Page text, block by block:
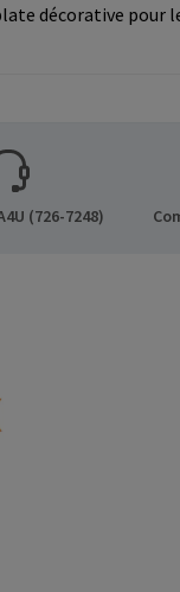
décorative pour
Germany E-Mail:
(726-7248)